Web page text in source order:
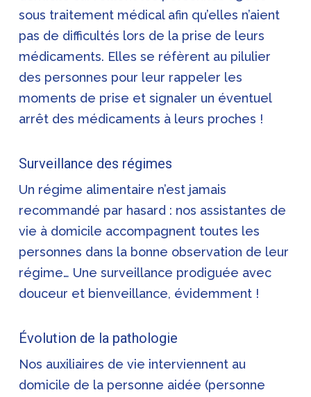
sous traitement médical afin qu’elles n’aient
pas de difficultés lors de la prise de leurs
médicaments. Elles se réfèrent au pilulier
des personnes pour leur rappeler les
moments de prise et signaler un éventuel
arrêt des médicaments à leurs proches !
Surveillance des régimes
Un régime alimentaire n’est jamais
recommandé par hasard : nos assistantes de
vie à domicile accompagnent toutes les
personnes dans la bonne observation de leur
régime… Une surveillance prodiguée avec
douceur et bienveillance, évidemment !
Évolution de la pathologie
Nos auxiliaires de vie interviennent au
domicile de la personne aidée (personne